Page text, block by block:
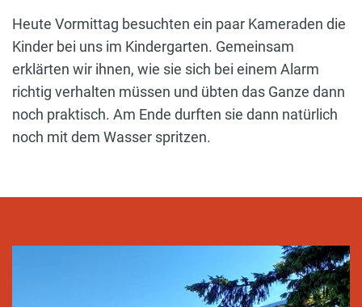
Heute Vormittag besuchten ein paar Kameraden die
Kinder bei uns im Kindergarten. Gemeinsam
erklärten wir ihnen, wie sie sich bei einem Alarm
richtig verhalten müssen und übten das Ganze dann
noch praktisch. Am Ende durften sie dann natürlich
noch mit dem Wasser spritzen.